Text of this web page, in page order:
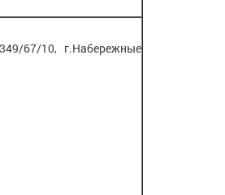
67/10, г.Набережные